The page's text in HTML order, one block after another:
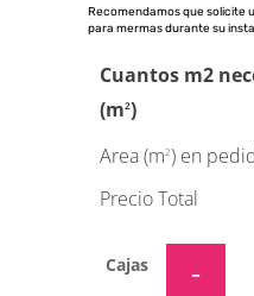
Recomendamos que solicite
para mermas durante su
Cuantos m2
(m2)
Area (m2) en
Precio Total
Cajas